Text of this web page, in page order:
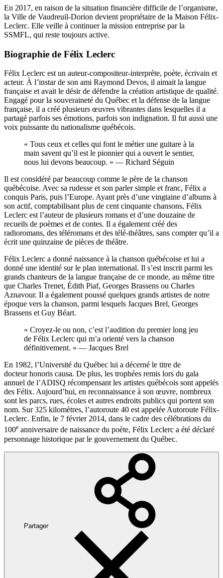
En 2017, en raison de la situation financière difficile de l’organisme,
la Ville de Vaudreuil-Dorion devient propriétaire de la Maison Félix-
Leclerc. Elle veille à continuer la mission entreprise par la
SSMFL, qui reste toujours active.
Biographie de Félix Leclerc
Félix Leclerc est un auteur-compositeur-interprète, poète, écrivain et
acteur. À l’instar de son ami Raymond Devos, il aimait la langue
française et avait le désir de défendre la création artistique de qualité.
Engagé pour la souveraineté du Québec et la défense de la langue
française, il a créé plusieurs œuvres vibrantes dans lesquelles il a
partagé parfois ses émotions, parfois son indignation. Il fut aussi une
voix puissante du nationalisme québécois.
« Tous ceux et celles qui font le métier une guitare à la
main savent qu’il est le pionnier qui a ouvert le sentier,
nous lui devons beaucoup. » — Richard Séguin
Il est considéré par beaucoup comme le père de la chanson
québécoise. Avec sa rudesse et son parler simple et franc, Félix a
conquis Paris, puis l’Europe. Ayant près d’une vingtaine d’albums à
son actif, comptabilisant plus de cent cinquante chansons, Félix
Leclerc est l’auteur de plusieurs romans et d’une douzaine de
recueils de poèmes et de contes. Il a également créé des
radioromans, des téléromans et des télé-théâtres, sans compter qu’il a
écrit une quinzaine de pièces de théâtre.
Félix Leclerc a donné naissance à la chanson québécoise et lui a
donné une identité sur le plan international. Il s’est inscrit parmi les
grands chanteurs de la langue française de ce monde, au même titre
que Charles Trenet, Édith Piaf, Georges Brassens ou Charles
Aznavour. Il a également poussé quelques grands artistes de notre
époque vers la chanson, parmi lesquels Jacques Brel, Georges
Brassens et Guy Béart.
« Croyez-le ou non, c’est l’audition du premier long jeu
de Félix Leclerc qui m’a orienté vers la chanson
définitivement. » — Jacques Brel
En 1982, l’Université du Québec lui a décerné le titre de
docteur honoris causa. De plus, les trophées remis lors du gala
annuel de l’ADISQ récompensant les artistes québécois sont appelés
des Félix. Aujourd’hui, en reconnaissance à son œuvre, nombreux
sont les parcs, rues, écoles et autres endroits publics qui portent son
nom. Sur 325 kilomètres, l’autoroute 40 est appelée Autoroute Félix-
Leclerc. Enfin, le 7 février 2014, dans le cadre des célébrations du
100e anniversaire de naissance du poète, Félix Leclerc a été déclaré
personnage historique par le gouvernement du Québec.
Partager